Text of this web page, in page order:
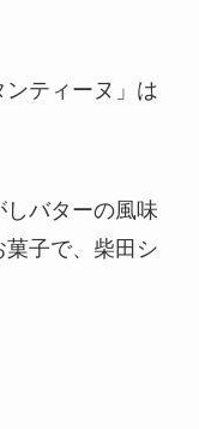
ティーヌ」は
しバターの風味
子で、柴田シ